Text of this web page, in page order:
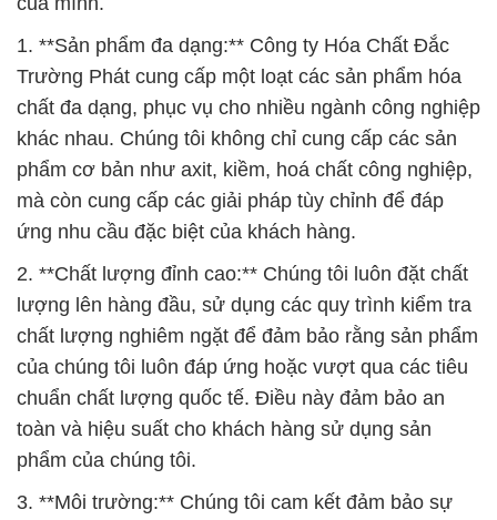
1. **Sản phẩm đa dạng:** Công ty Hóa Chất Đắc
Trường Phát cung cấp một loạt các sản phẩm hóa
chất đa dạng, phục vụ cho nhiều ngành công nghiệp
khác nhau. Chúng tôi không chỉ cung cấp các sản
phẩm cơ bản như axit, kiềm, hoá chất công nghiệp,
mà còn cung cấp các giải pháp tùy chỉnh để đáp
ứng nhu cầu đặc biệt của khách hàng.
2. **Chất lượng đỉnh cao:** Chúng tôi luôn đặt chất
lượng lên hàng đầu, sử dụng các quy trình kiểm tra
chất lượng nghiêm ngặt để đảm bảo rằng sản phẩm
của chúng tôi luôn đáp ứng hoặc vượt qua các tiêu
chuẩn chất lượng quốc tế. Điều này đảm bảo an
toàn và hiệu suất cho khách hàng sử dụng sản
phẩm của chúng tôi.
3. **Môi trường:** Chúng tôi cam kết đảm bảo sự